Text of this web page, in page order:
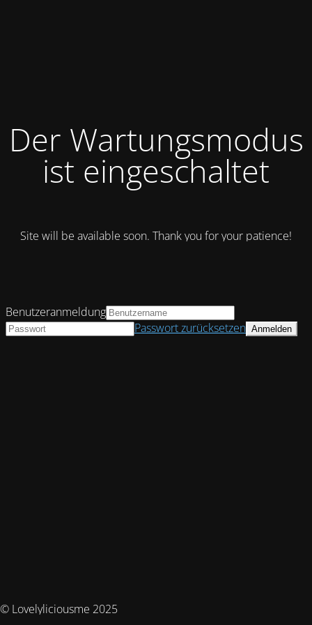
Der Wartungsmodus
ist eingeschaltet
Site will be available soon. Thank you for your patience!
© Lovelyliciousme 2025
Benutzeranmeldung
Passwort zurücksetzen